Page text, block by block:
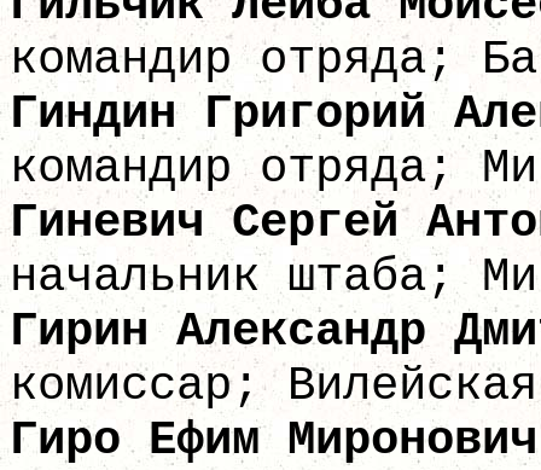
командир отряда;
Гиндин
командир отряда;
Гиневич
начальник штаба;
Гирин
комиссар;
Гиро Ефим